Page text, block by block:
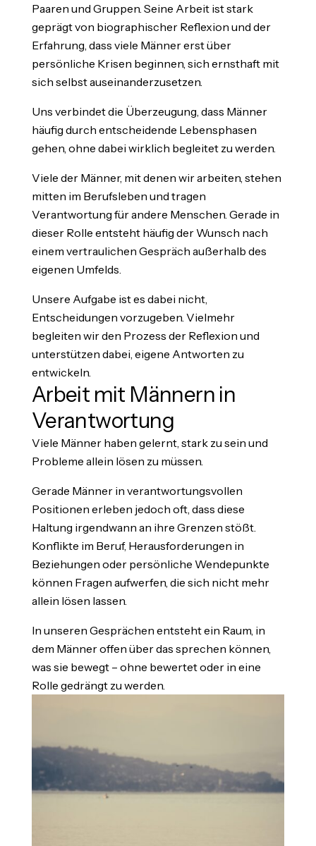
Paaren und Gruppen. Seine Arbeit ist stark
geprägt von biographischer Reflexion und der
Erfahrung, dass viele Männer erst über
persönliche Krisen beginnen, sich ernsthaft mit
sich selbst auseinanderzusetzen.
Uns verbindet die Überzeugung, dass Männer
häufig durch entscheidende Lebensphasen
gehen, ohne dabei wirklich begleitet zu werden.
Viele der Männer, mit denen wir arbeiten, stehen
mitten im Berufsleben und tragen
Verantwortung für andere Menschen. Gerade in
dieser Rolle entsteht häufig der Wunsch nach
einem vertraulichen Gespräch außerhalb des
eigenen Umfelds.
Unsere Aufgabe ist es dabei nicht,
Entscheidungen vorzugeben. Vielmehr
begleiten wir den Prozess der Reflexion und
unterstützen dabei, eigene Antworten zu
entwickeln.
Arbeit mit Männern in
Verantwortung
Viele Männer haben gelernt, stark zu sein und
Probleme allein lösen zu müssen.
Gerade Männer in verantwortungsvollen
Positionen erleben jedoch oft, dass diese
Haltung irgendwann an ihre Grenzen stößt.
Konflikte im Beruf, Herausforderungen in
Beziehungen oder persönliche Wendepunkte
können Fragen aufwerfen, die sich nicht mehr
allein lösen lassen.
In unseren Gesprächen entsteht ein Raum, in
dem Männer offen über das sprechen können,
was sie bewegt – ohne bewertet oder in eine
Rolle gedrängt zu werden.